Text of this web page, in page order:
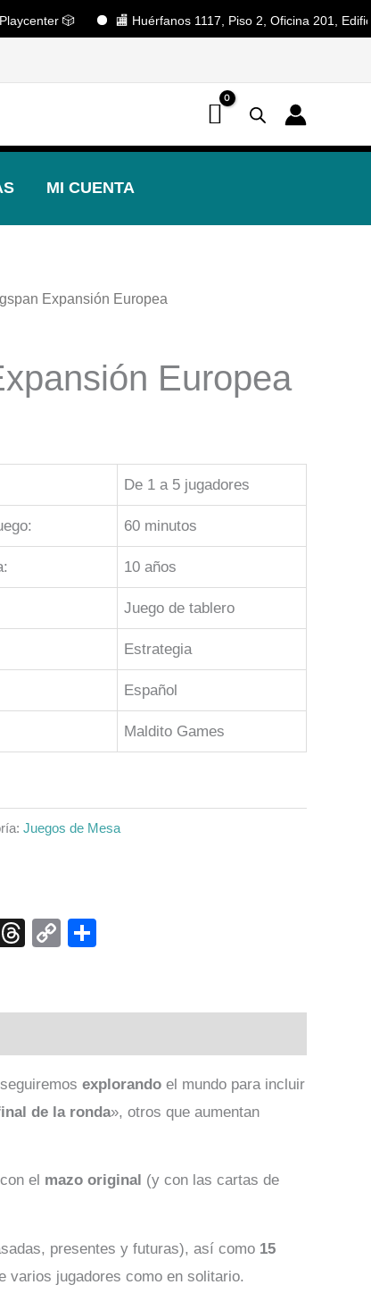
🎲 🏬 Huérfanos 1117, Piso 2, Oficina 201, Edificio
MI CUENTA
Expansión Europea
Europea
De 1 a 5 jugadores
60 minutos
10 años
Juego de tablero
Estrategia
Español
Maldito Games
Juegos de Mesa
X Threads
Copy
explorando el mundo para incluir
de la ronda», otros que aumentan
con el mazo original (y con las cartas de
presentes y futuras), así como 15
varios jugadores como en solitario.
📢 ¡OFERTAS! 🔥